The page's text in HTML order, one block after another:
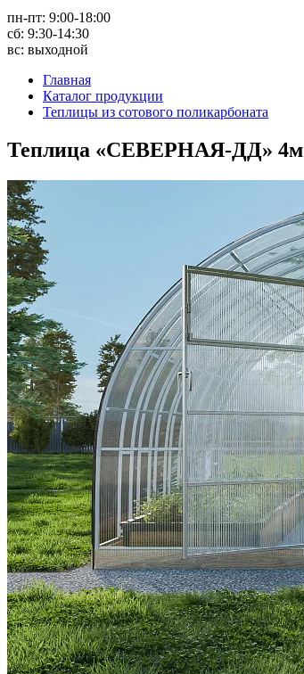
пн-пт: 9:00-18:00
сб: 9:30-14:30
вс: выходной
Главная
Каталог продукции
Теплицы из сотового поликарбоната
Теплица «СЕВЕРНАЯ-ДД» 4м